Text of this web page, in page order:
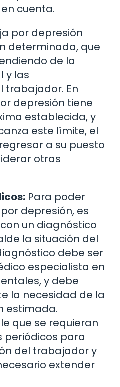
cuenta.
por depresión
determinada, que
de la
y las
trabajador. En
depresión tiene
establecida, y
este límite, el
a su puesto
otras
Para poder
depresión, es
un diagnóstico
la situación del
debe ser
especialista en
y debe
la necesidad de la
estimada.
que se requieran
periódicos para
del trabajador y
extender